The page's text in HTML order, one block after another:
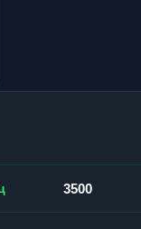
3500